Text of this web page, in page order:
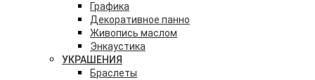
Графика
Декоративное панно
Живопись маслом
Энкаустика
УКРАШЕНИЯ
Браслеты